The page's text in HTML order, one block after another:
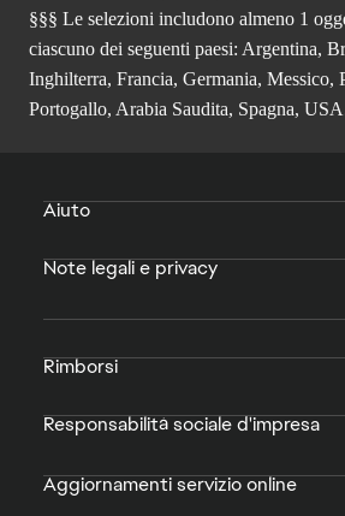
§§§ Le selezioni includono almeno 1
ciascuno dei seguenti paesi: Argentina,
Inghilterra, Francia, Germania, Messico,
Portogallo, Arabia Saudita, Spagna,
Aiuto
Note legali e privacy
Rimborsi
Responsabilità sociale d'impresa
Aggiornamenti servizio online